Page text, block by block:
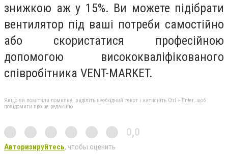
знижкою аж у 15%. Ви можете підібрати
вентилятор під ваші потреби самостійно
або скористатися професійною
допомогою висококваліфікованого
співробітника VENT-MARKET.
Якщо ви помітили помилку, виділіть необхідний текст і натисніть Ctrl + Enter, щоб
повідомити про це редакцію
0,0
Авторизируйтесь, чтобы оценить